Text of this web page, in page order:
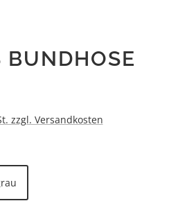
BUNDHOSE
zzgl. Versandkosten